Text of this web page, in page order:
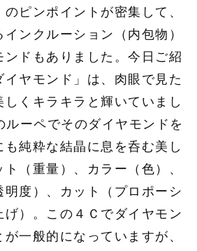
ピンポイントが密集して、
ンクルーション（内包物）
ンドもありました。今日ご紹
ヤモンド」は、肉眼で見た
しくキラキラと輝いていまし
ルーペでそのダイヤモンドを
純粋な結晶に息を呑む美し
（重量）、カラー（色）、
明度）、カット（プロポーシ
げ）。この４Ｃでダイヤモン
が一般的になっていますが、